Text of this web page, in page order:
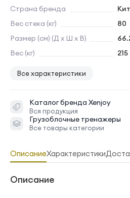
Страна бренда
Вес стека (кг)
80
Размер (см) (Д х Ш х В)
Вес (кг)
215
Все характеристики
Каталог бренда Xenjoy
Вся продукция
Грузоблочные тренажеры
Все товары категории
ОписаниеХарактеристики
Описание